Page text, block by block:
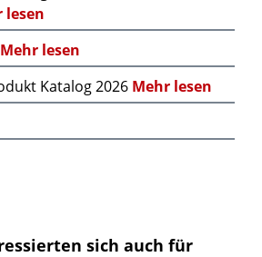
lesen
Mehr lesen
Katalog 2026 Mehr lesen
sich auch für